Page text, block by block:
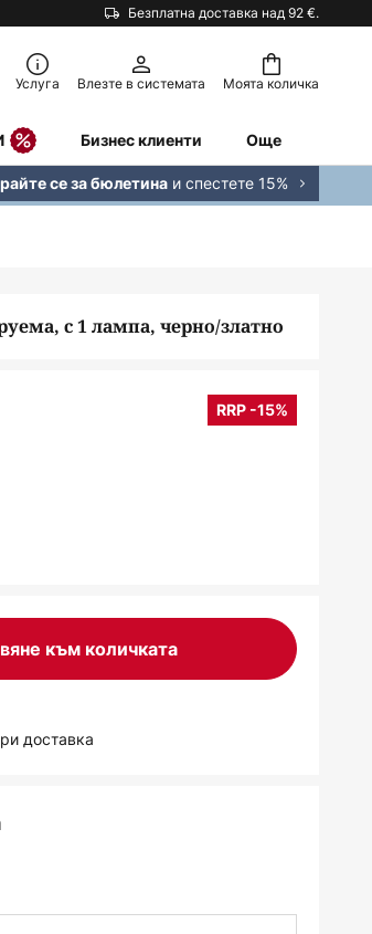
Безплатна доставка над 92 €.
Моята количка
Услуга Влезте в системата
Бизнес клиенти Още
се за бюлетина и спестете 15%
с 1 лампа, черно/златно
RRP -15%
към количката
доставка